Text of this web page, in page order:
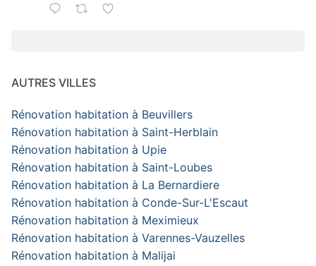
AUTRES VILLES
Rénovation habitation à Beuvillers
Rénovation habitation à Saint-Herblain
Rénovation habitation à Upie
Rénovation habitation à Saint-Loubes
Rénovation habitation à La Bernardiere
Rénovation habitation à Conde-Sur-L'Escaut
Rénovation habitation à Meximieux
Rénovation habitation à Varennes-Vauzelles
Rénovation habitation à Malijai